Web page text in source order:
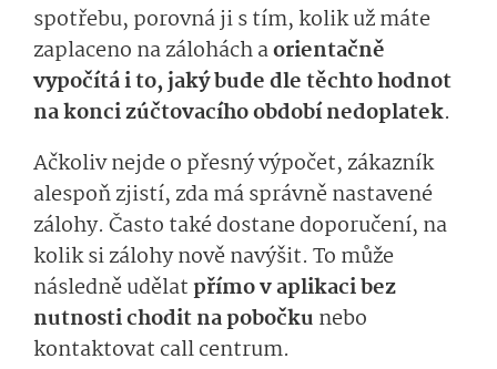
spotřebu, porovná ji s tím, kolik už máte
zaplaceno na zálohách aorientačně
vypočítá i to, jaký bude dle těchto hodnot
na konci zúčtovacího období nedoplatek.
Ačkoliv nejde o přesný výpočet, zákazník
alespoň zjistí, zda má správně nastavené
zálohy. Často také dostane doporučení, na
kolik si zálohy nově navýšit. To může
následně udělatpřímo v aplikaci bez
nutnosti chodit na pobočku nebo
kontaktovat call centrum.